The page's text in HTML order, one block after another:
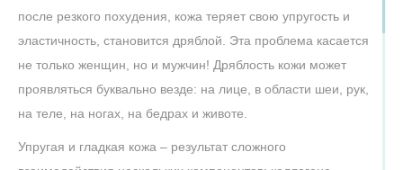
после резкого похудения, кожа теряет свою упругость и
эластичность, становится дряблой. Эта проблема касается
не только женщин, но и мужчин! Дряблость кожи может
проявляться буквально везде: на лице, в области шеи, рук,
на теле, на ногах, на бедрах и животе.
Упругая и гладкая кожа – результат сложного